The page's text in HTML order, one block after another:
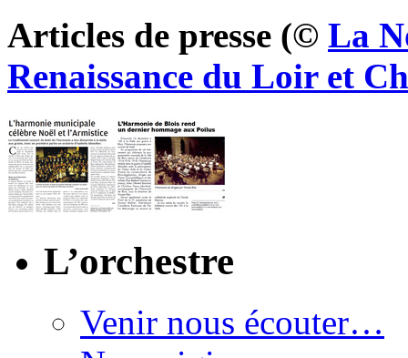
Articles de presse (© La
Renaissance du Loir et
L’orchestre
Venir nous écouter…